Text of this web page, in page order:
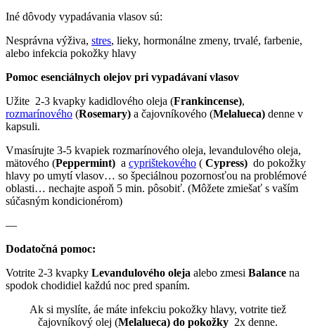
Iné dôvody vypadávania vlasov sú:
Nesprávna výživa, stres, lieky, hormonálne zmeny, trvalé, farbenie,
alebo infekcia pokožky hlavy
Pomoc esenciálnych olejov pri vypadávaní vlasov
Užite 2-3 kvapky kadidlového oleja (Frankincense),
rozmarínového (Rosemary) a čajovníkového (Melalueca) denne v
kapsuli.
Vmasírujte 3-5 kvapiek rozmarínového oleja, levandulového oleja,
mätového (Peppermint) a cyprištekového ( Cypress) do pokožky
hlavy po umytí vlasov… so špeciálnou pozornosťou na problémové
oblasti… nechajte aspoň 5 min. pôsobiť. (Môžete zmiešať s vaším
súčasným kondicionérom)
—
Dodatočná pomoc:
Votrite 2-3 kvapky Levandulového oleja alebo zmesi Balance na
spodok chodidiel každú noc pred spaním.
Ak si myslíte, áe máte infekciu pokožky hlavy, votrite tiež
čajovníkový olej (Melalueca) do pokožky 2x denne.